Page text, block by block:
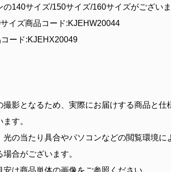
140サイズ/150サイズ/160サイズがございま
イズ商品コード:KJEHW20044
ード:KJEHX20049
影となるため、実際にお届けする商品と仕
す。
の当たり具合やパソコンなどの閲覧環境に
合がございます。
は商品単体の画像をご参照ください。